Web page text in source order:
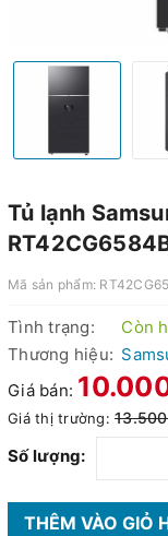
Tủ lạnh
Mã sản phẩm:
Tình trạng:
Còn
Thương hiệu:
Giá bán:
Giá thị trường:
Số lượng:
THÊM VÀO GIỎ